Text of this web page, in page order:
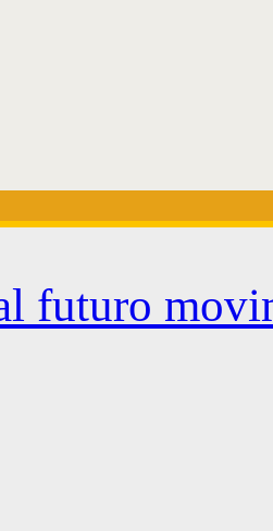
futuro